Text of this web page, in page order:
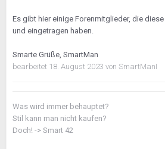
Es gibt hier einige Forenmitglieder, die
und eingetragen haben.
Smarte Grüße, SmartMan
bearbeitet 18. August 2023 von SmartManI
Was wird immer behauptet?
Stil kann man nicht kaufen?
Doch! -> Smart 42